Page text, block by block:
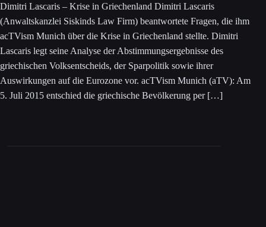
Dimitri Lascaris – Krise in Griechenland Dimitri Lascaris
(Anwaltskanzlei Siskinds Law Firm) beantwortete Fragen, die ihm
acTVism Munich über die Krise in Griechenland stellte. Dimitri
Lascaris legt seine Analyse der Abstimmungsergebnisse des
griechischen Volksentscheids, der Sparpolitik sowie ihrer
Auswirkungen auf die Eurozone vor. acTVism Munich (aTV): Am
5. Juli 2015 entschied die griechische Bevölkerung per […]